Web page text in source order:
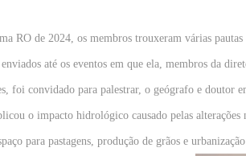
RO de 2024, os membros trouxeram várias
até os eventos em que ela, membros da
foi convidado para palestrar, o geógrafo e doutor
o impacto hidrológico causado pelas alterações
para pastagens, produção de grãos e